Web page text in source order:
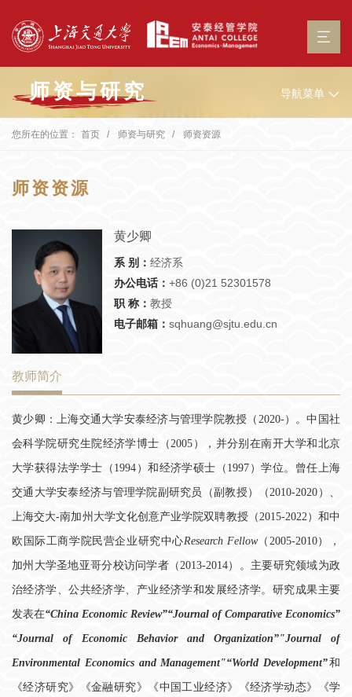
师资与研究 导航菜单
您所在的位置： 首页 师资与研究 师资资源
师资资源
黄少卿
系 别： 经济系
办公电话： +86 (0)21 52301578
职 称： 教授
电子邮箱： sqhuang@sjtu.edu.cn
教师简介
黄少卿：上海交通大学安泰经济与管理学院教授（ 2020-）。中国社
会科学院研究生院经济学博士（2005 ），并分别在南开大学和北京
大学获得法学学士（ 1994 ）和经济学硕士（ 1997 ）学位。曾任上海
交通大学安泰经济与管理学院副研究员（副教授）（2010-2020 ）、
上海交大-南加州大学文化创意产业学院双聘教授（2015-2022）和中
欧国际工商学院民营企业研究中心Research Fellow（ 2005-2010），
加州大学圣地亚哥分校访问学者（2013-2014）。主要研究领域为政
治经济学、公共经济学、产业经济学和发展经济学。研究成果主要
发表在“China Economic Review”“Journal of Comparative Economics”
“Journal of Economic Behavior and Organization”"Journal of
Environmental Economics and Management"“World Development”和
《经济研究》《金融研究》《中国工业经济》《经济学动态》《学